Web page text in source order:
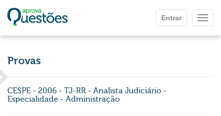
Entrar
Provas
CESPE - 2006 - TJ-RR - Analista Judiciário -
Especialidade - Administração